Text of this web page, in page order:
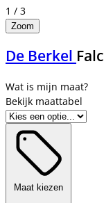
1 / 3
Zoom
De Berkel
Bekijk maattabel
Maat kiezen